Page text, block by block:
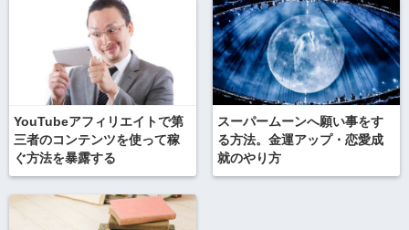
YouTubeアフィリエイトで第
三者のコンテンツを使って稼
ぐ方法を暴露する
スーパームーンへ願い事をす
る方法。金運アップ・恋愛成
就のやり方